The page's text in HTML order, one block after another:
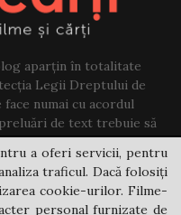
aparțin în totalitate
Legii Dreptului de
numai cu acordul
de text trebuie să
acest blog.
carti.ro
a oferi servicii, pentru
traficul. Dacă folosiți
cookie-urilor. Filme-
personal furnizate de